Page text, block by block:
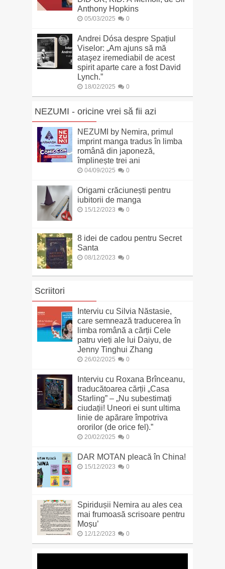
Anthony Hopkins
05/03/2025 0
Andrei Dósa despre Spațiul
Viselor: „Am ajuns să mă
ataşez iremediabil de acest
spirit aparte care a fost David
Lynch.”
18/02/2025 0
NEZUMI - oricine vrei să fii azi
NEZUMI by Nemira, primul
imprint manga tradus în limba
română din japoneză,
împlinește trei ani
04/09/2025 0
Origami crăciunești pentru
iubitorii de manga
15/12/2023 0
8 idei de cadou pentru Secret
Santa
08/12/2023 0
Scriitori
Interviu cu Silvia Năstasie,
care semnează traducerea în
limba română a cărții Cele
patru vieți ale lui Daiyu, de
Jenny Tinghui Zhang
26/02/2025 0
Interviu cu Roxana Brînceanu,
traducătoarea cărții „Casa
Starling” – „Nu subestimați
ciudații! Uneori ei sunt ultima
linie de apărare împotriva
ororilor (de orice fel).”
20/02/2025 0
DAR MOTAN pleacă în China!
15/12/2023 0
Spiridușii Nemira au ales cea
mai frumoasă scrisoare pentru
Moșu’
12/12/2023 0